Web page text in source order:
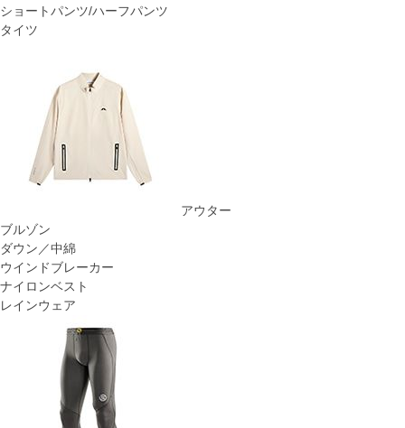
ショートパンツ/ハーフパンツ
タイツ
アウター
ブルゾン
ダウン／中綿
ウインドブレーカー
ナイロンベスト
レインウェア